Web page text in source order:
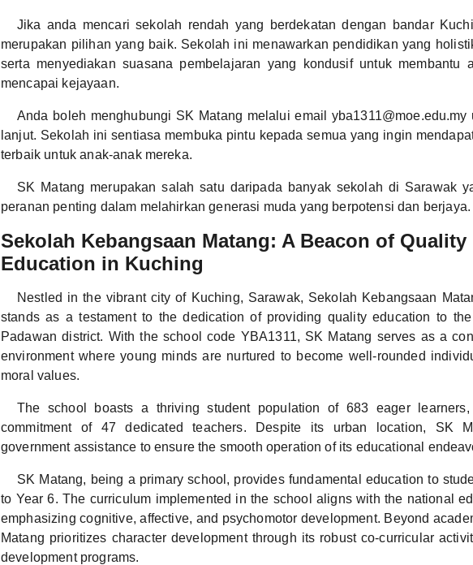
Jika anda mencari sekolah rendah yang berdekatan dengan bandar
merupakan pilihan yang baik. Sekolah ini menawarkan pendidikan yang
serta menyediakan suasana pembelajaran yang kondusif untuk membantu
mencapai kejayaan.
Anda boleh menghubungi SK Matang melalui email yba1311@moe.edu.my
lanjut. Sekolah ini sentiasa membuka pintu kepada semua yang ingin
terbaik untuk anak-anak mereka.
SK Matang merupakan salah satu daripada banyak sekolah di Sarawak
peranan penting dalam melahirkan generasi muda yang berpotensi dan berjaya.
Sekolah Kebangsaan Matang: A Beacon of Quality
Education in Kuching
Nestled in the vibrant city of Kuching, Sarawak, Sekolah Kebangsaan
stands as a testament to the dedication of providing quality education to
Padawan district. With the school code YBA1311, SK Matang serves as a
environment where young minds are nurtured to become well-rounded
moral values.
The school boasts a thriving student population of 683 eager
commitment of 47 dedicated teachers. Despite its urban location, SK
government assistance to ensure the smooth operation of its educational
SK Matang, being a primary school, provides fundamental education to
to Year 6. The curriculum implemented in the school aligns with the national
emphasizing cognitive, affective, and psychomotor development. Beyond
Matang prioritizes character development through its robust co-curricular
development programs.